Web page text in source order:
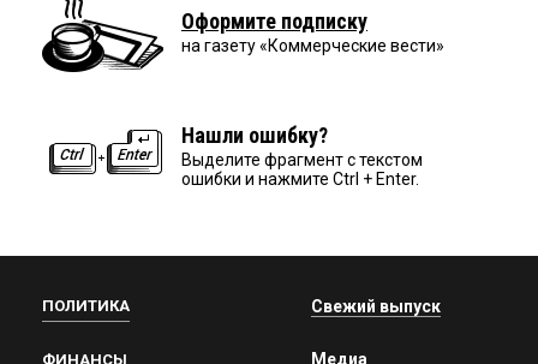
Оформите подписку
на газету «Коммерческие вести»
Нашли ошибку?
Выделите фрагмент с текстом
ошибки и нажмите Ctrl + Enter.
ПОЛИТИКА
ФИНАНСЫ
Свежий выпуск
Медиа